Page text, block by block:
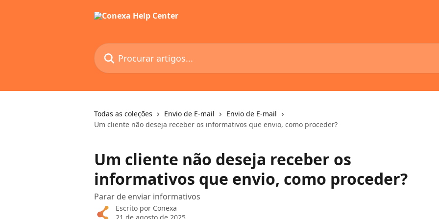
Procurar artigos...
Todas as coleções Envio de E-mail
Envio de E-mail
Um cliente não deseja receber os informativos que envio, como proceder?
Um cliente não deseja receber os
informativos que envio, como proceder?
Parar de enviar informativos
Escrito por Conexa